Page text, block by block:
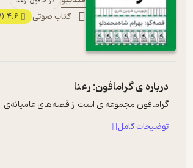
کتاب صوتی 4.6
(301)
درباره یگرامافون: رعنا
گرامافون مجموعه‌ای است از قصه‌های عامیانه‌ی
توضیحات کامل